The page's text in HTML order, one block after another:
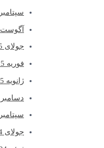
سپتامبر 2025
آگوست 2025
جولای 2025
فوریه 2025
ژانویه 2025
دسامبر 2024
سپتامبر 2024
جولای 2024